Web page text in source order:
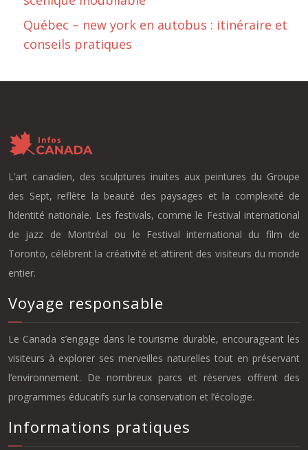
Québec – new york en autobus : itinéraire et
conseils pratiques
L’art canadien, des sculptures inuites aux peintures du Groupe
des Sept, reflète la beauté des paysages et la complexité de
l’identité nationale. Les festivals, comme le Festival international
de jazz de Montréal ou le Festival international du film de
Toronto, célèbrent la créativité et attirent des visiteurs du monde
entier.
Voyage responsable
Le Canada s’engage dans le tourisme durable, encourageant les
visiteurs à explorer ses merveilles naturelles tout en préservant
l’environnement. De nombreux parcs et réserves offrent des
programmes éducatifs sur la conservation et l’écologie.
Informations pratiques